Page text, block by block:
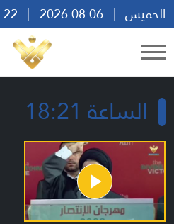
الخميس
20:18
الساعة 18:21